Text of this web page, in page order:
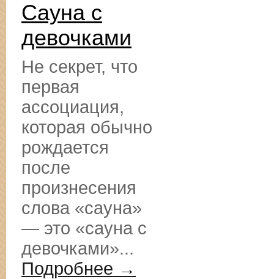
Сауна с
девочками
Не секрет, что
первая
ассоциация,
которая обычно
рождается
после
произнесения
слова «сауна»
— это «сауна с
девочками»...
Подробнее →